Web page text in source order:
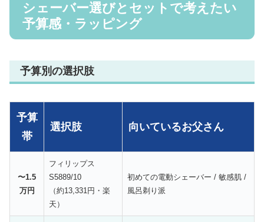
シェーバー選びとセットで考えたい
予算感・ラッピング
予算別の選択肢
予算
帯
選択肢 向いているお父さん
〜1.5
万円
フィリップス
S5889/10
（約13,331円・楽
天）
初めての電動シェーバー / 敏感肌 /
風呂剃り派